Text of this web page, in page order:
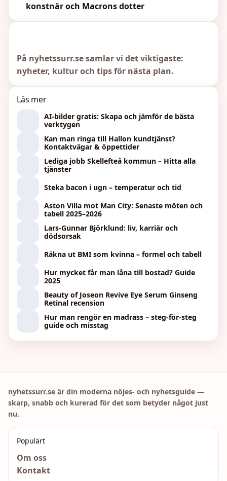
konstnär och Macrons dotter
På nyhetssurr.se samlar vi det viktigaste:
nyheter, kultur och tips för nästa plan.
Läs mer
AI-bilder gratis: Skapa och jämför de bästa
verktygen
Kan man ringa till Hallon kundtjänst?
Kontaktvägar & öppettider
Lediga jobb Skellefteå kommun – Hitta alla
tjänster
Steka bacon i ugn – temperatur och tid
Aston Villa mot Man City: Senaste möten och
tabell 2025–2026
Lars-Gunnar Björklund: liv, karriär och
dödsorsak
Räkna ut BMI som kvinna – formel och tabell
Hur mycket får man låna till bostad? Guide
2025
Beauty of Joseon Revive Eye Serum Ginseng
Retinal recension
Hur man rengör en madrass – steg-för-steg
guide och misstag
nyhetssurr.se är din moderna nöjes- och nyhetsguide —
skarp, snabb och kurerad för det som betyder något just
nu.
Populärt
Om oss
Kontakt